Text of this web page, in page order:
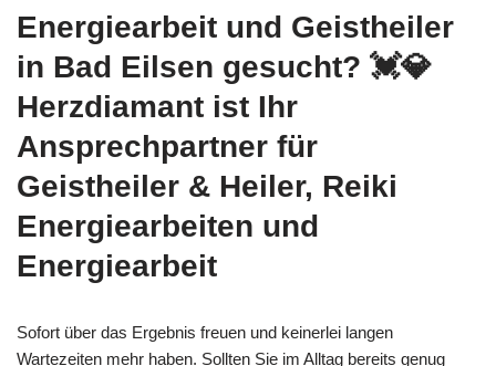
Energiearbeit und Geistheiler
in Bad Eilsen gesucht? 💓️💎
Herzdiamant ist Ihr
Ansprechpartner für
Geistheiler & Heiler, Reiki
Energiearbeiten und
Energiearbeit
Sofort über das Ergebnis freuen und keinerlei langen
Wartezeiten mehr haben. Sollten Sie im Alltag bereits genug